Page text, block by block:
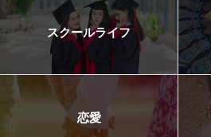
スクールライフ
恋愛